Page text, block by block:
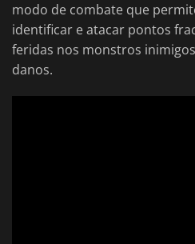
modo de combate que
identificar e atacar pontos
feridas nos monstros
danos.